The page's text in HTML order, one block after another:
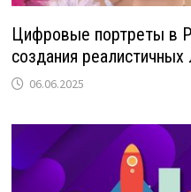
Цифровые портреты в
создания реалистичных
06.06.2025